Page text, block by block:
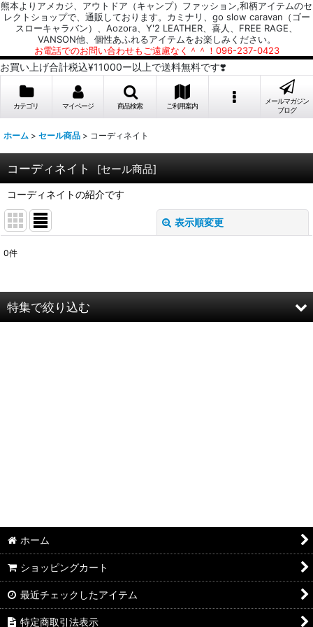
熊本よりアメカジ、アウトドア（キャンプ）ファッション,和柄アイテムのセ
レクトショップで、通販しております。カミナリ、go slow caravan（ゴー
スローキャラバン）、Aozora、Y'2 LEATHER、喜人、FREE RAGE、
VANSON他、個性あふれるアイテムをお楽しみください。
お電話でのお問い合わせもご遠慮なく＾＾！096-237-0423
お買い上げ合計税込¥11000ー以上で送料無料です❣️
カテゴリ マイページ 商品検索 ご利用案内
メールマガジン
ブログ
ホーム > セール商品 > コーディネイト
コーディネイト [セール商品]
コーディネイトの紹介です
表示順変更
並び順 :
0件
特集で絞り込む
長袖シャツ：和柄
長袖シャツ：アメカジ・他
ジャケット：アメカジ・他
ホーム
ショッピングカート
最近チェックしたアイテム
特定商取引法表示